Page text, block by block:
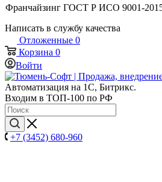
Франчайзинг ГОСТ Р ИСО 9001-
Написать в службу качества
Отложенные 0
Корзина 0
Войти
Автоматизация на 1С, Битрикс.
Входим в ТОП-100 по РФ
+7 (3452) 680-960